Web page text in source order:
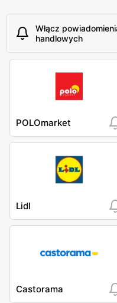
Włącz
handlowych
POLOmarket
Lidl
Castorama